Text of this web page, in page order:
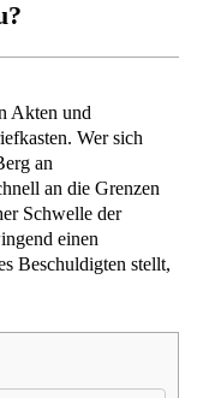
Akten und
Wer sich
an
an die Grenzen
Schwelle der
einen
Beschuldigten stellt,